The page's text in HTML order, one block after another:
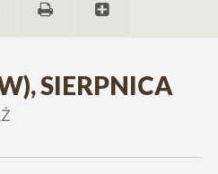
SIERPNICA